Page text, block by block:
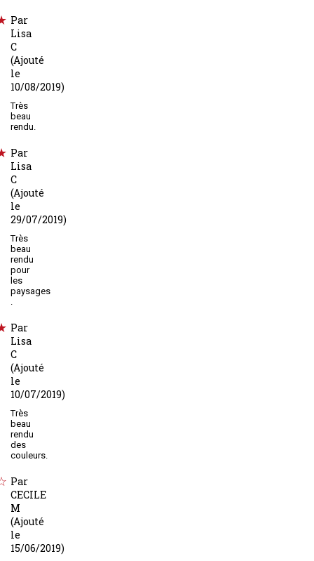
Par
Lisa
C
(Ajouté
le
10/08/2019)
Très
beau
rendu.
Par
Lisa
C
(Ajouté
le
29/07/2019)
Très
beau
rendu
pour
les
paysages
.
Par
Lisa
C
(Ajouté
le
10/07/2019)
Très
beau
rendu
des
couleurs.
Par
CECILE
M
(Ajouté
le
15/06/2019)